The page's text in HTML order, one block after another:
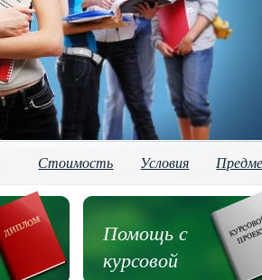
Стоимость Условия
Помощь с
курсовой